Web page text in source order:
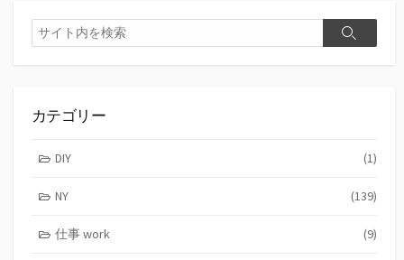
検
索
検
カテゴリー
DIY (1)
NY (139)
仕事 work (9)